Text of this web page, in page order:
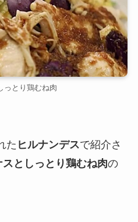
っとり鶏むね肉
た ヒルナンデスで紹介さ
スとしっとり鶏むね肉の